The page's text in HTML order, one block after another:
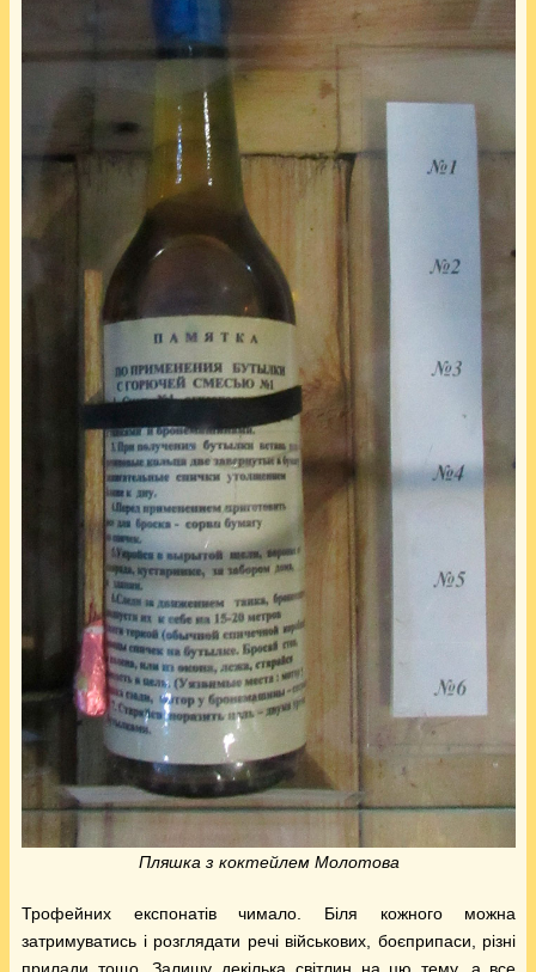
Пляшка з коктейлем Молотова
Трофейних експонатів чимало. Біля кожного можна
затримуватись і розглядати речі військових, боєприпаси, різні